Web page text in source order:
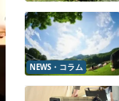
NEWS・コラム